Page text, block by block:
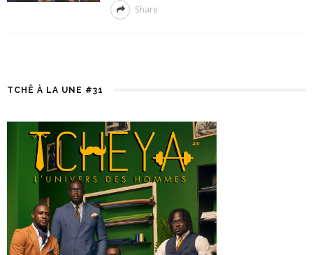
Share
TCHÊ À LA UNE #31